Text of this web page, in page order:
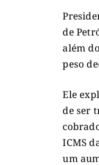
de
além
peso
Ele
de ser
ICMS
um